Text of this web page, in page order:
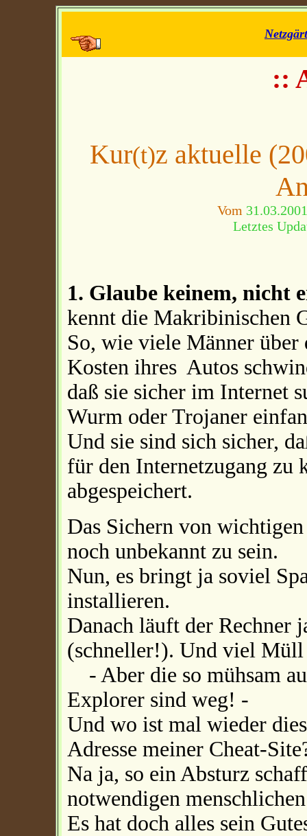
::
Kur(t)z aktuelle
Vom 31.03.2001
Letztes
1. Glaube keinem, nicht
kennt die Makribinischen
So, wie viele Männer
Kosten ihres Autos
daß sie sicher im Internet
Wurm oder Trojaner
Und sie sind sich sicher,
für den Internetzugang zu
abgespeichert.
Das Sichern von
noch unbekannt zu sein.
Nun, es bringt ja soviel
installieren.
Danach läuft der Rechner
(schneller!). Und viel Müll
- Aber die so mühsam
Explorer sind weg! -
Und wo ist mal wieder
Adresse meiner Cheat-
Na ja, so ein Absturz
notwendigen
Es hat doch alles sein